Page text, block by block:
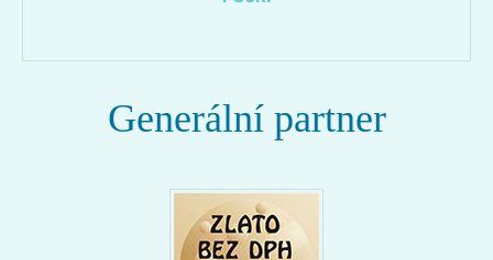
Generální partner